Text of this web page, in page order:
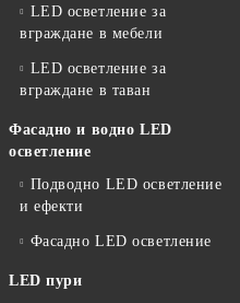
LED осветление за
вграждане в мебели
LED осветление за
вграждане в таван
Фасадно и водно LED
осветление
Подводно LED осветление
и ефекти
Фасадно LED осветление
LED пури